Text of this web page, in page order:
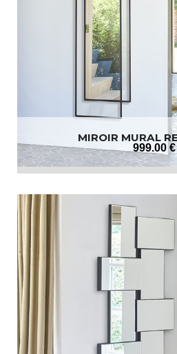
MIROIR MURAL
999.00 €